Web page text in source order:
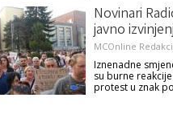
Novinari
javno
MCOnline
Iznenadne
su burne
protest u znak